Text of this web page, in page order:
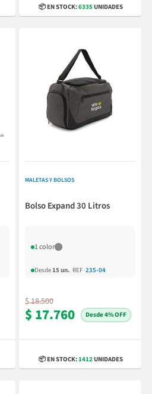
📦 EN STOCK:6335UNIDADES
MALETAS Y BOLSOS
Bolso Expand 30 Litros
1 color
Desde15 un. REF ·235-04
$ 18.500
$ 17.760 4% OFF
📦 EN STOCK:1412UNIDADES